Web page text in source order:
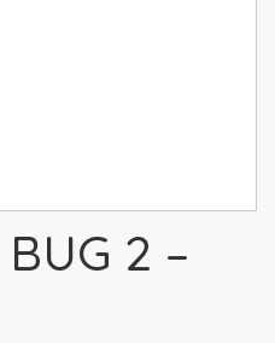
2 –